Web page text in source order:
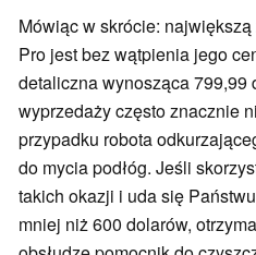
Mówiąc w skrócie:
Pro jest bez wątpienia jego
detaliczna wynosząca 799,99
wyprzedaży często znacznie
przypadku robota
do mycia podłóg. Jeśli
takich okazji i uda się
mniej niż 600 dolarów,